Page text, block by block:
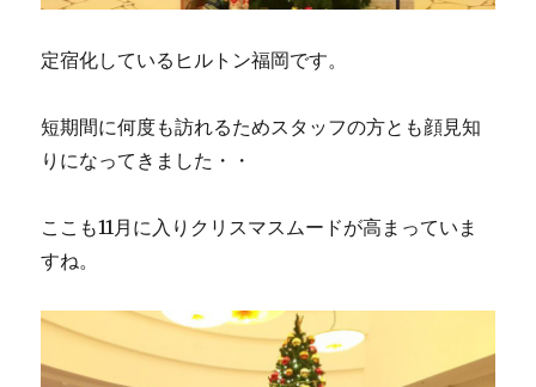
定宿化しているヒルトン福岡です。
短期間に何度も訪れるためスタッフの方とも顔見知
りになってきました・・
ここも11月に入りクリスマスムードが高まっていま
すね。